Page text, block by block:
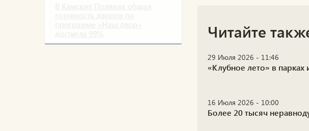
Читайте
29 Июля 2026 - 11:46
«Клубное лето» в
16 Июля 2026 - 10:00
Более 20 тысяч